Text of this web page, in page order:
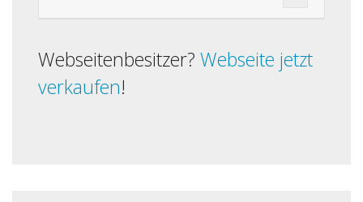
Webseitenbesitzer? Webseite jetzt
verkaufen!